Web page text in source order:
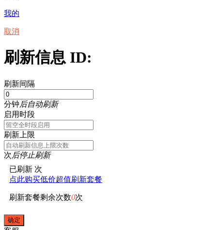
我的
取消
刷新信息 ID:
刷新间隔
分钟后自动刷新
启用时段
刷新上限
次后停止刷新
已刷新 次
点此购买低价超值刷新套餐
刷新套餐剩余次数0次